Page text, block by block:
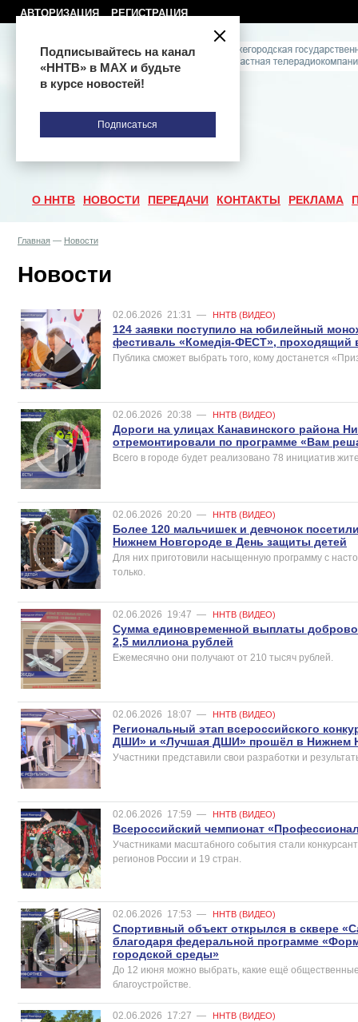
АВТОРИЗАЦИЯ РЕГИСТРАЦИЯ
О ННТВ НОВОСТИ ПЕРЕДАЧИ КОНТАКТЫ РЕКЛАМА
Главная — Новости
Новости
02.06.2026 21:31 — ННТВ (ВИДЕО)
124 заявки поступило на юбилейный
фестиваль «Комедiя-ФЕСТ», проходящий
Публика сможет выбрать того, кому достанется
02.06.2026 20:38 — ННТВ (ВИДЕО)
Дороги на улицах Канавинского района
отремонтировали по программе «Вам
Всего в городе будет реализовано 78 инициатив
02.06.2026 20:20 — ННТВ (ВИДЕО)
Более 120 мальчишек и девчонок
Нижнем Новгороде в День защиты детей
Для них приготовили насыщенную программу с
только.
02.06.2026 19:47 — ННТВ (ВИДЕО)
Сумма единовременной выплаты
2,5 миллиона рублей
Ежемесячно они получают от 210 тысяч рублей.
02.06.2026 18:07 — ННТВ (ВИДЕО)
Региональный этап всероссийского
ДШИ» и «Лучшая ДШИ» прошёл в Нижнем
Участники представили свои разработки и
02.06.2026 17:59 — ННТВ (ВИДЕО)
Всероссийский чемпионат
Участниками масштабного события стали
регионов России и 19 стран.
02.06.2026 17:53 — ННТВ (ВИДЕО)
Спортивный объект открылся в сквере
благодаря федеральной программе
городской среды»
До 12 июня можно выбрать, какие ещё
благоустройстве.
02.06.2026 17:27 — ННТВ (ВИДЕО)
Подписывайтесь на канал
«ННТВ» в МАХ и будьте
в курсе новостей!
Подписаться